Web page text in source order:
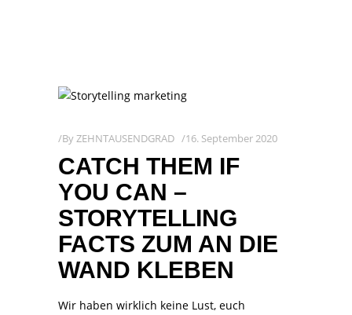
ByZEHNTAUSENDGRAD 16. September 2020
CATCH THEM IF
YOU CAN –
STORYTELLING
FACTS ZUM AN DIE
WAND KLEBEN
Wir haben wirklich keine Lust, euch